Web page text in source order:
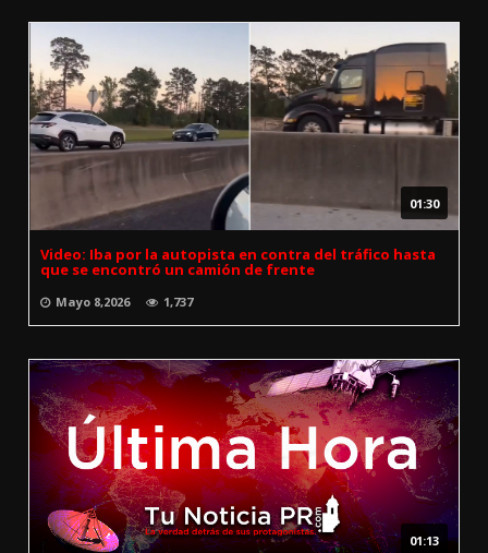
01:30
Video: Iba por la autopista en contra del tráfico hasta
que se encontró un camión de frente
Mayo 8,2026 1,737
01:13